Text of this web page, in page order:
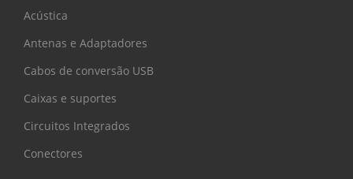
Acústica
Antenas e Adaptadores
Cabos de conversão USB
Caixas e suportes
Circuitos Integrados
Conectores